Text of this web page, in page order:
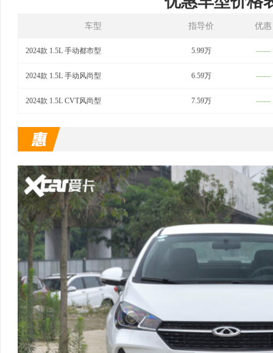
车型 指导价 优惠
2024款 1.5L 手动都市型 5.99万 ------
2024款 1.5L 手动风尚型 6.59万 ------
2024款 1.5L CVT风尚型 7.59万 ------